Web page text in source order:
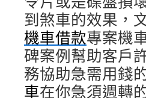
到煞車的效果，
機車借款專案機
碑案例幫助客戶
務協助急需用錢
車在你急須週轉